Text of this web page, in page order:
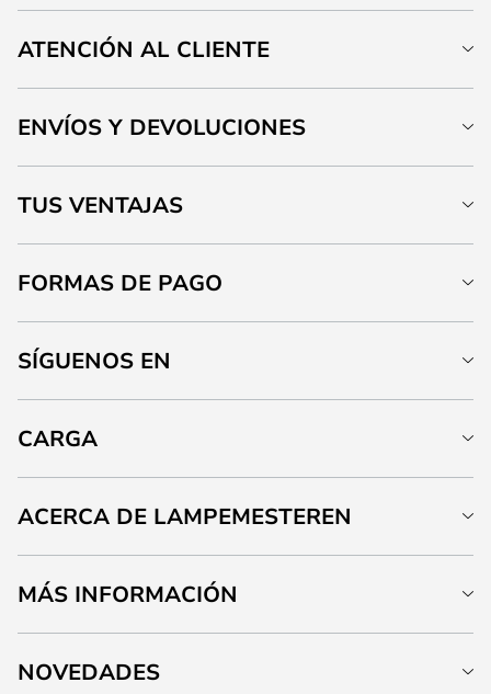
ATENCIÓN AL CLIENTE
ENVÍOS Y DEVOLUCIONES
TUS VENTAJAS
FORMAS DE PAGO
SÍGUENOS EN
CARGA
ACERCA DE LAMPEMESTEREN
MÁS INFORMACIÓN
NOVEDADES